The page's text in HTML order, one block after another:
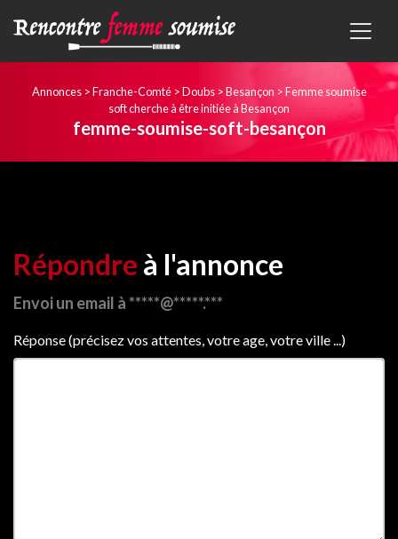
Annonces>Franche-Comté>Doubs>Besançon >Femme soumise
soft cherche à être initiée à Besançon
femme-soumise-soft-besançon
Répondre à l'annonce
Envoi un email à *****@*****.***
Réponse (précisez vos attentes, votre age, votre ville ...)